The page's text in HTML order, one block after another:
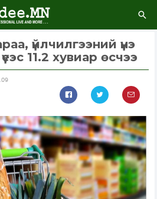
үйлчилгээний үнэ
11.2 хувиар өсчээ